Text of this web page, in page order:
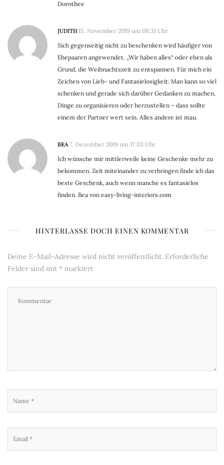
Dorothee
JUDITH 15. November 2019 um 08:31 Uhr
Sich gegenseitig nicht zu beschenken wird häufiger von
Ehepaaren angewendet. „Wir haben alles“ oder eben als
Grund, die Weihnachtszeit zu entspannen. Für mich ein
Zeichen von Lieb- und Fantasielosigkeit. Man kann so viel
schenken und gerade sich darüber Gedanken zu machen,
Dinge zu organisieren oder herzustellen – dass sollte
einem der Partner wert sein. Alles andere ist mau.
BEA 7. Dezember 2019 um 17:33 Uhr
Ich wünsche mir mittlerweile keine Geschenke mehr zu
bekommen. Zeit miteinander zu verbringen finde ich das
beste Geschenk, auch wenn manche es fantasielos
finden. Bea von easy-living-interiors.com
HINTERLASSE DOCH EINEN KOMMENTAR
Deine E-Mail-Adresse wird nicht veröffentlicht. Erforderliche
Felder sind mit * markiert